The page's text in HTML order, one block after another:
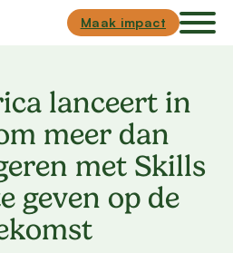
Maak impact
lanceert in
meer dan
met Skills
geven op de